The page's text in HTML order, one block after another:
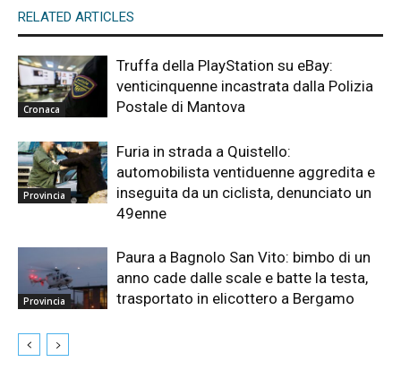
RELATED ARTICLES
Cronaca
Truffa della PlayStation su eBay:
venticinquenne incastrata dalla Polizia
Postale di Mantova
Provincia
Furia in strada a Quistello:
automobilista ventiduenne aggredita e
inseguita da un ciclista, denunciato un
49enne
Provincia
Paura a Bagnolo San Vito: bimbo di un
anno cade dalle scale e batte la testa,
trasportato in elicottero a Bergamo